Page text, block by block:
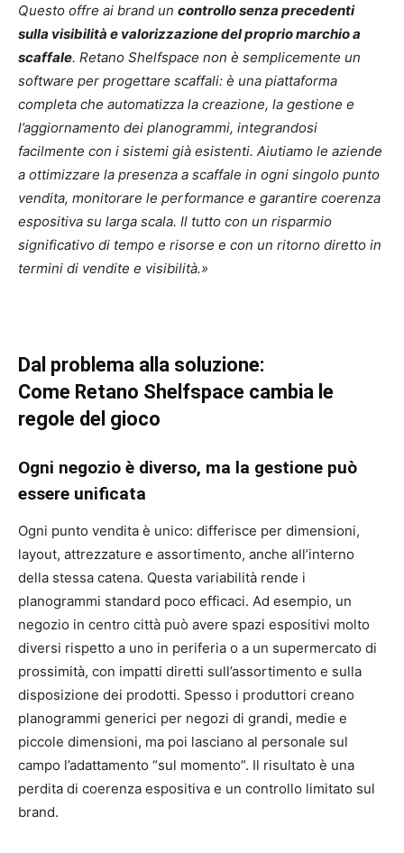
Questo offre ai brand un controllo senza precedenti
sulla visibilità e valorizzazione del proprio marchio a
scaffale. Retano Shelfspace non è semplicemente un
software per progettare scaffali: è una piattaforma
completa che automatizza la creazione, la gestione e
l’aggiornamento dei planogrammi, integrandosi
facilmente con i sistemi già esistenti. Aiutiamo le aziende
a ottimizzare la presenza a scaffale in ogni singolo punto
vendita, monitorare le performance e garantire coerenza
espositiva su larga scala. Il tutto con un risparmio
significativo di tempo e risorse e con un ritorno diretto in
termini di vendite e visibilità.»
Dal problema alla soluzione:
Come Retano Shelfspace cambia le
regole del gioco
Ogni negozio è diverso, ma la gestione può
essere unificata
Ogni punto vendita è unico: differisce per dimensioni,
layout, attrezzature e assortimento, anche all’interno
della stessa catena. Questa variabilità rende i
planogrammi standard poco efficaci. Ad esempio, un
negozio in centro città può avere spazi espositivi molto
diversi rispetto a uno in periferia o a un supermercato di
prossimità, con impatti diretti sull’assortimento e sulla
disposizione dei prodotti. Spesso i produttori creano
planogrammi generici per negozi di grandi, medie e
piccole dimensioni, ma poi lasciano al personale sul
campo l’adattamento “sul momento”. Il risultato è una
perdita di coerenza espositiva e un controllo limitato sul
brand.